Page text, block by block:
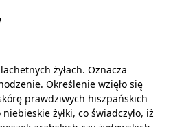
żyłach. Oznacza
Określenie wzięło się
prawdziwych hiszpańskich
żyłki, co świadczyło, iż